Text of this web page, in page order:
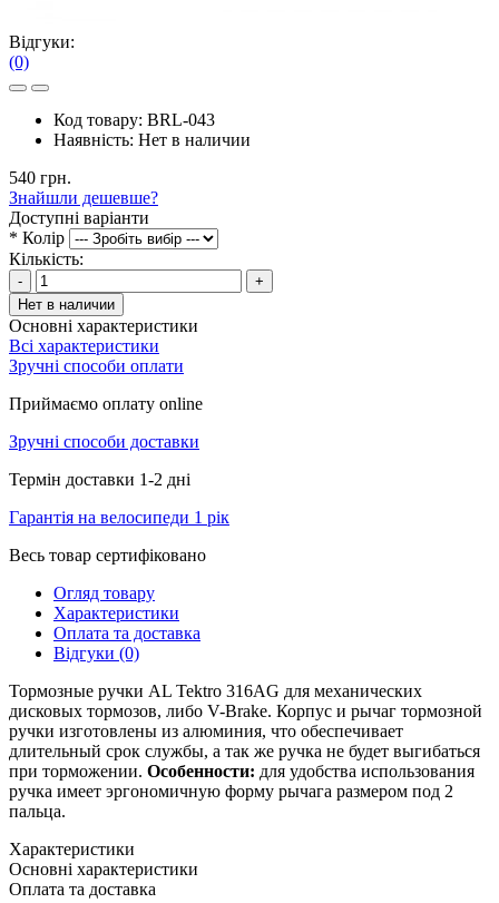
Відгуки:
(0)
Код товару: BRL-043
Наявність: Нет в наличии
540 грн.
Знайшли дешевше?
Доступні варіанти
* Колір
Кількість:
-
+
Нет в наличии
Основні характеристики
Всі характеристики
Зручні способи оплати
Приймаємо оплату online
Зручні способи доставки
Термін доставки 1-2 дні
Гарантія на велосипеди 1 рік
Весь товар сертифіковано
Огляд товару
Характеристики
Оплата та доставка
Відгуки (0)
Тормозные ручки AL Tektro 316AG для механических
дисковых тормозов, либо V-Brake. Корпус и рычаг тормозной
ручки изготовлены из алюминия, что обеспечивает
длительный срок службы, а так же ручка не будет выгибаться
при торможении. Особенности: для удобства использования
ручка имеет эргономичную форму рычага размером под 2
пальца.
Характеристики
Основні характеристики
Оплата та доставка